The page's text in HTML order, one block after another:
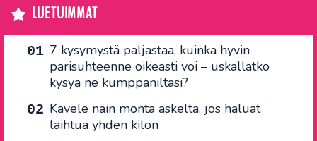
LUETUIMMAT
7 kysymystä paljastaa, kuinka hyvin
parisuhteenne oikeasti voi – uskallatko
kysyä ne kumppaniltasi?
Kävele näin monta askelta, jos haluat
laihtua yhden kilon